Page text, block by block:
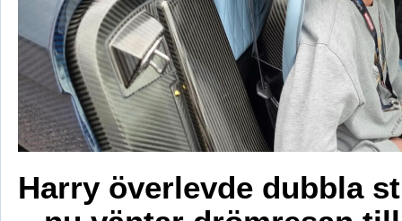
Harry överlevde dubbla